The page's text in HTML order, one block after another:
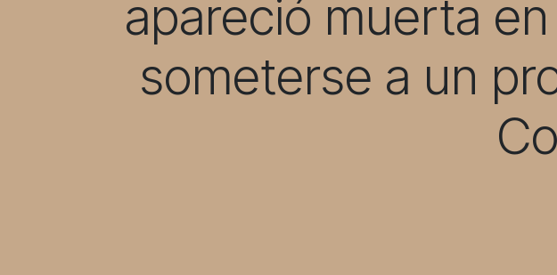
apareció muerta
someterse a un